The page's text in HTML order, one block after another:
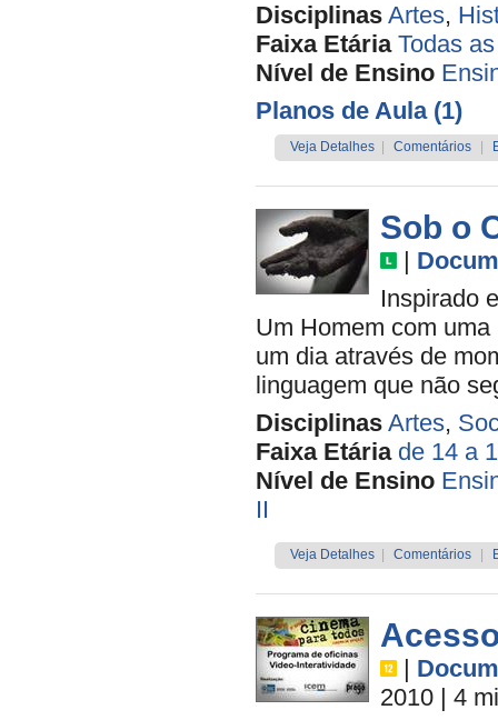
Disciplinas Artes,
Faixa Etária Todas
Nível de Ensino
Planos de Aula (1)
Veja Detalhes Comentários
Sob o
|
Inspirado
Um Homem com
um dia através de
linguagem que não
Disciplinas Artes,
Faixa Etária de 14 a
Nível de Ensino
II
Veja Detalhes Comentários
|
2010 | 4